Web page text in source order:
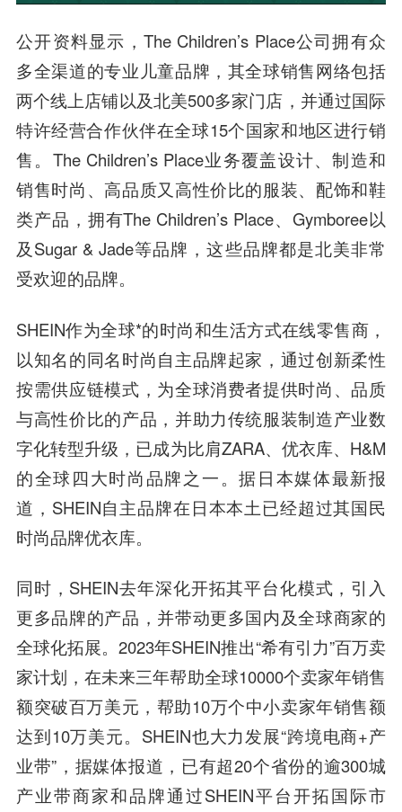
公开资料显示，The Children’s Place公司拥有众
多全渠道的专业儿童品牌，其全球销售网络包括
两个线上店铺以及北美500多家门店，并通过国际
特许经营合作伙伴在全球15个国家和地区进行销
售。The Children’s Place业务覆盖设计、制造和
销售时尚、高品质又高性价比的服装、配饰和鞋
类产品，拥有The Children’s Place、Gymboree以
及Sugar & Jade等品牌，这些品牌都是北美非常
受欢迎的品牌。
SHEIN作为全球*的时尚和生活方式在线零售商，
以知名的同名时尚自主品牌起家，通过创新柔性
按需供应链模式，为全球消费者提供时尚、品质
与高性价比的产品，并助力传统服装制造产业数
字化转型升级，已成为比肩ZARA、优衣库、H&M
的全球四大时尚品牌之一。据日本媒体最新报
道，SHEIN自主品牌在日本本土已经超过其国民
时尚品牌优衣库。
同时，SHEIN去年深化开拓其平台化模式，引入
更多品牌的产品，并带动更多国内及全球商家的
全球化拓展。2023年SHEIN推出“希有引力”百万卖
家计划，在未来三年帮助全球10000个卖家年销售
额突破百万美元，帮助10万个中小卖家年销售额
达到10万美元。SHEIN也大力发展“跨境电商+产
业带”，据媒体报道，已有超20个省份的逾300城
产业带商家和品牌通过SHEIN平台开拓国际市